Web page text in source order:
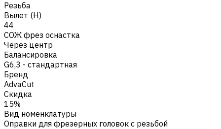
Резьба
Вылет (H)
44
СОЖ фрез оснастка
Через центр
Балансировка
G6,3 - стандартная
Бренд
AdvaCut
Скидка
15%
Вид номенклатуры
Оправки для фрезерных головок с резьбой